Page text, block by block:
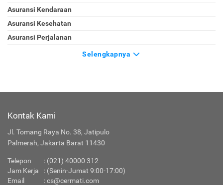
Asuransi Kendaraan
Asuransi Kesehatan
Asuransi Perjalanan
Selengkapnya
Kontak Kami
Jl. Tomang Raya No. 38, Jatipulo
Palmerah, Jakarta Barat 11430
Telepon : (021) 40000 312
Jam Kerja
: (Senin-Jumat 9:00-17:00)
Email
:cs@cermati.com